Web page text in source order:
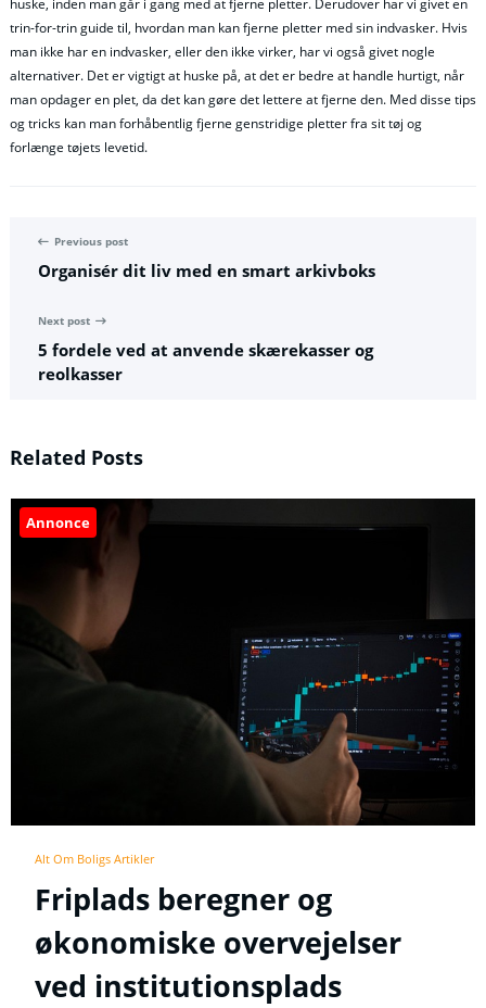
trin-for-trin guide til, hvordan man kan fjerne pletter med sin indvasker. Hvis
man ikke har en indvasker, eller den ikke virker, har vi også givet nogle
alternativer. Det er vigtigt at huske på, at det er bedre at handle hurtigt, når
man opdager en plet, da det kan gøre det lettere at fjerne den. Med disse tips
og tricks kan man forhåbentlig fjerne genstridige pletter fra sit tøj og
forlænge tøjets levetid.
Previous post
Organisér dit liv med en smart arkivboks
Next post
5 fordele ved at anvende skærekasser og
reolkasser
Related Posts
Annonce
Alt Om Boligs Artikler
Friplads beregner og
økonomiske overvejelser
ved institutionsplads